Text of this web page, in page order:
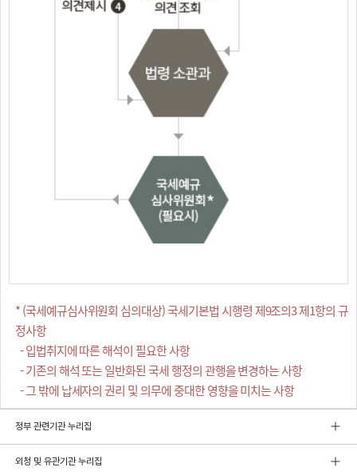
* (국세예규심사위원회 심의대상) 국세기본법 시행령 제9조의3 제1항의 규
정사항
- 입법취지에 따른 해석이 필요한 사항
- 기존의 해석 또는 일반화된 국세 행정의 관행을 변경하는 사항
- 그 밖에 납세자의 권리 및 의무에 중대한 영향을 미치는 사항
정부 관련기관 누리집
외청 및 유관기관 누리집